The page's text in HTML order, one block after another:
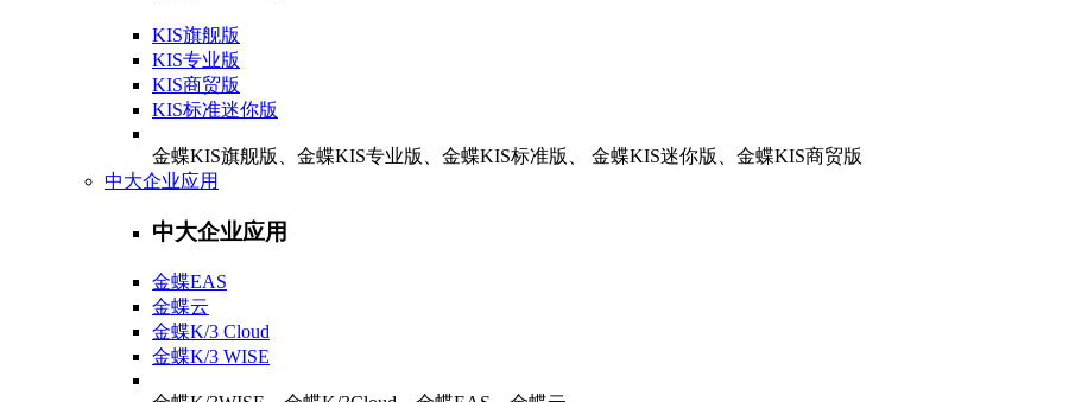
KIS旗舰版
KIS专业版
KIS商贸版
KIS标准迷你版
金蝶KIS旗舰版、金蝶KIS专业版、金蝶KIS标准版、 金蝶KIS迷你版、金蝶KIS商贸版
中大企业应用
中大企业应用
金蝶EAS
金蝶云
金蝶K/3 Cloud
金蝶K/3 WISE